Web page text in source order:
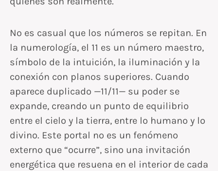
No es casual que los números se repitan. En
la numerología, el 11 es un número maestro,
símbolo de la intuición, la iluminación y la
conexión con planos superiores. Cuando
aparece duplicado —11/11— su poder se
expande, creando un punto de equilibrio
entre el cielo y la tierra, entre lo humano y lo
divino. Este portal no es un fenómeno
externo que “ocurre”, sino una invitación
energética que resuena en el interior de cada